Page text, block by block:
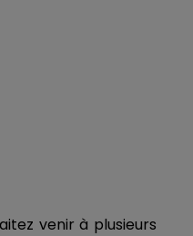
venir à plusieurs